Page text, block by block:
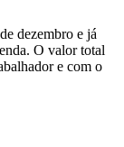
dezembro e já
O valor total
e com o